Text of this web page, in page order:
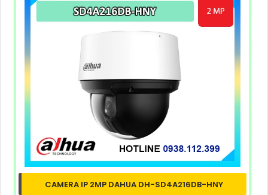
CAMERA IP 2MP DAHUA DH-SD4A216DB-HNY